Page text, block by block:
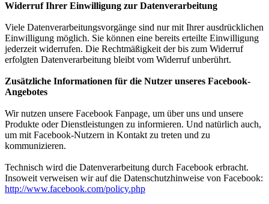
Widerruf Ihrer Einwilligung zur Datenverarbeitung
Viele Datenverarbeitungsvorgänge sind nur mit Ihrer ausdrücklichen
Einwilligung möglich. Sie können eine bereits erteilte Einwilligung
jederzeit widerrufen. Die Rechtmäßigkeit der bis zum Widerruf
erfolgten Datenverarbeitung bleibt vom Widerruf unberührt.
Zusätzliche Informationen für die Nutzer unseres Facebook-
Angebotes
Wir nutzen unsere Facebook Fanpage, um über uns und unsere
Produkte oder Dienstleistungen zu informieren. Und natürlich auch,
um mit Facebook-Nutzern in Kontakt zu treten und zu
kommunizieren.
Technisch wird die Datenverarbeitung durch Facebook erbracht.
Insoweit verweisen wir auf die Datenschutzhinweise von Facebook:
http://www.facebook.com/policy.php